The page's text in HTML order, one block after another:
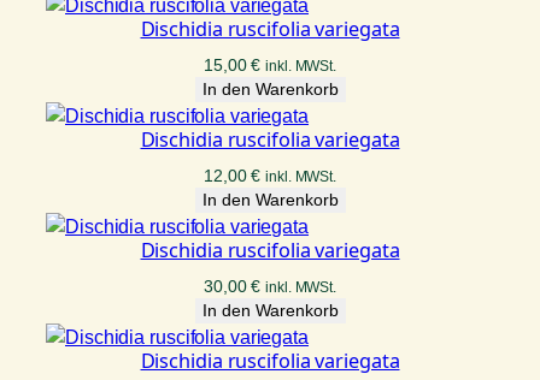
Dischidia ruscifolia variegata
15,00€ inkl. MWSt.
In den Warenkorb
Dischidia ruscifolia variegata
12,00€ inkl. MWSt.
In den Warenkorb
Dischidia ruscifolia variegata
30,00€ inkl. MWSt.
In den Warenkorb
Dischidia ruscifolia variegata